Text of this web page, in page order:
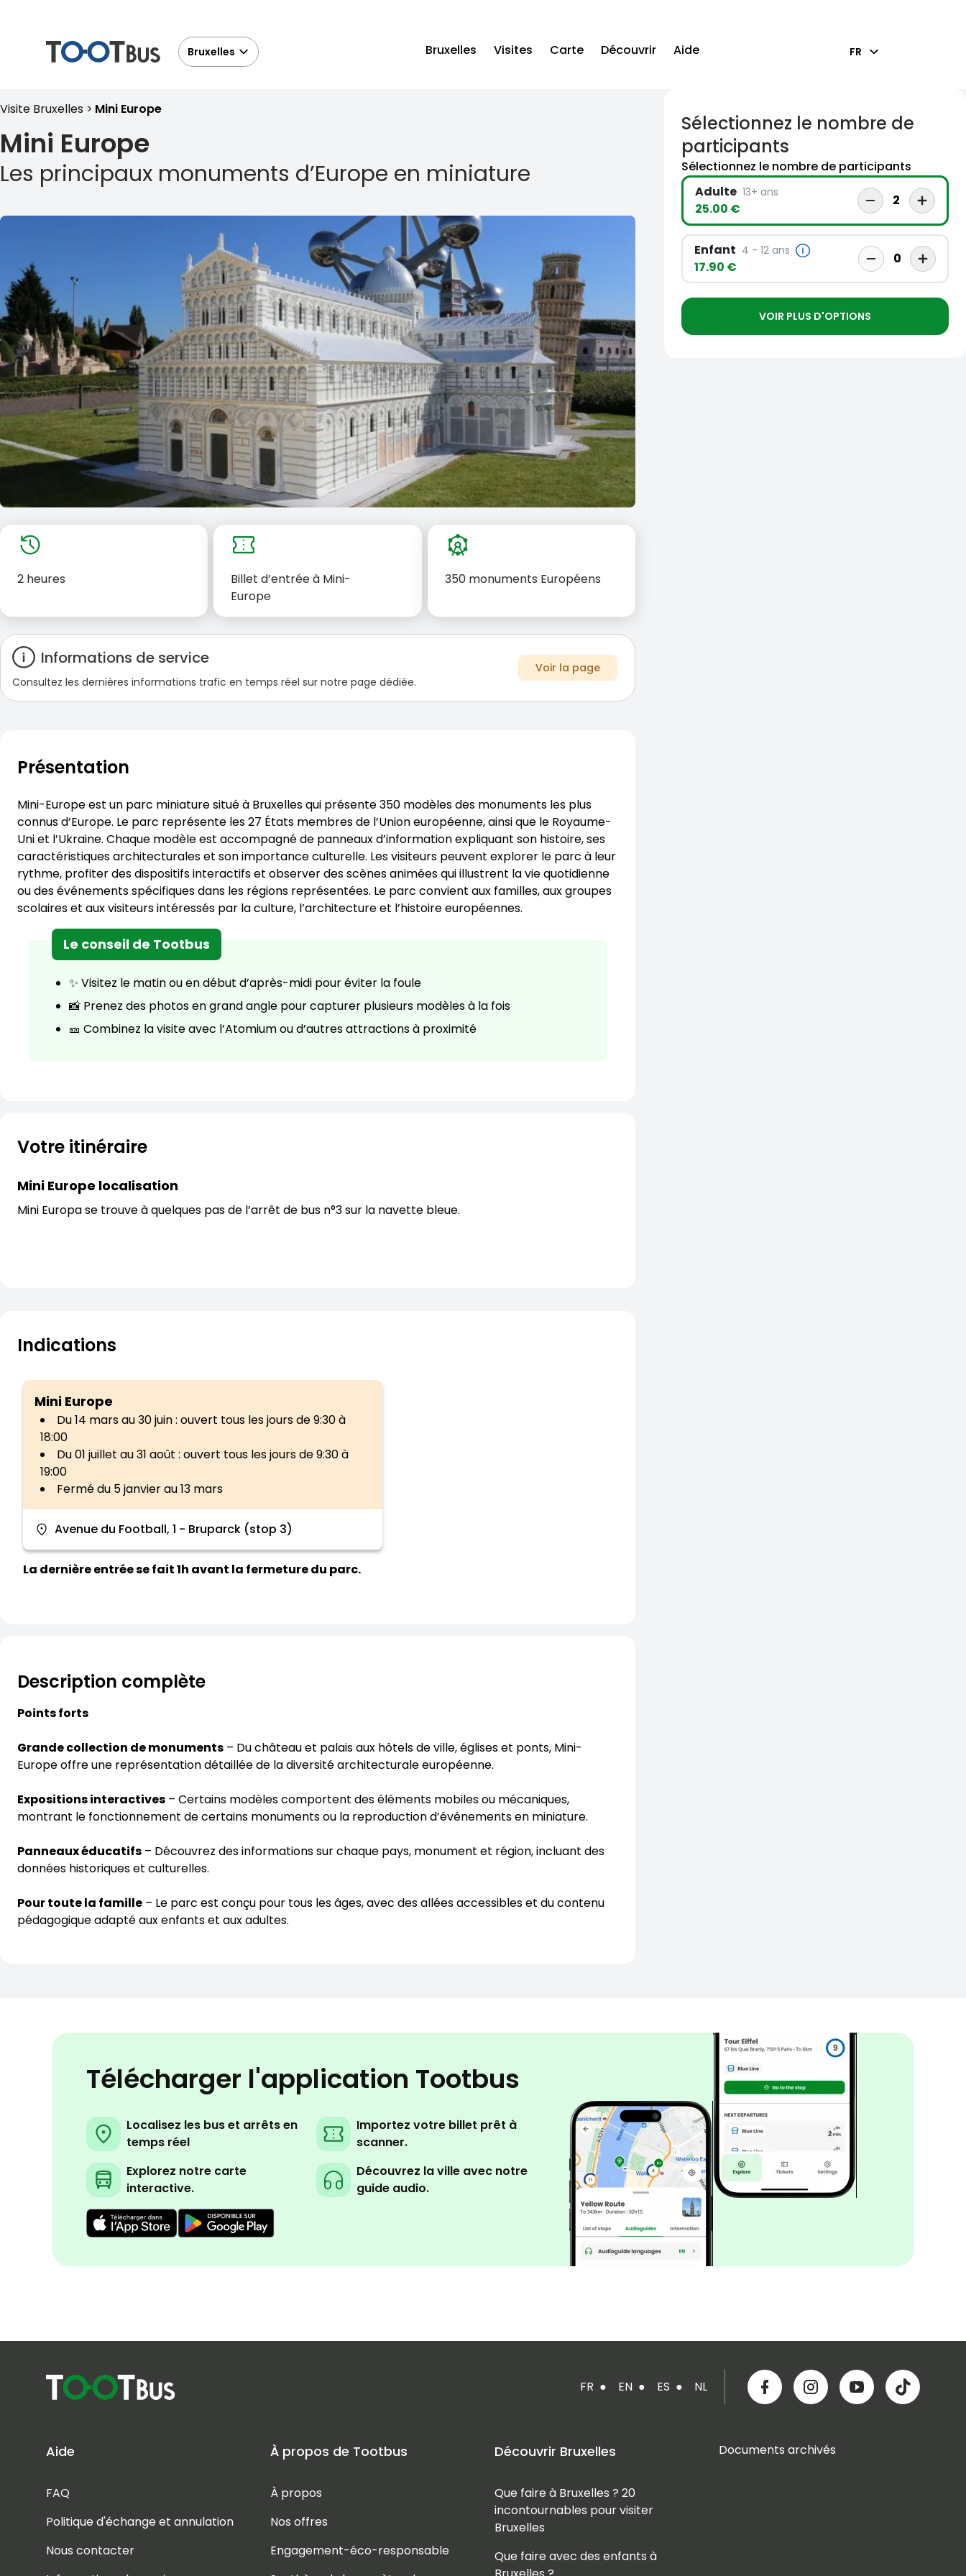
Bruxelles Bruxelles Visites Carte Découvrir Aide FR
Visite Bruxelles Mini Europe
Mini Europe
Les principaux monuments d’Europe en miniature
history
2 heures
confirmation_number
Billet d’entrée à Mini-
Europe
attractions
350 monuments Européens
Informations de service
Consultez les dernières informations trafic en temps réel sur notre page dédiée.
Voir la page
Présentation
Mini-Europe est un parc miniature situé à Bruxelles qui présente 350 modèles des monuments les plus
connus d’Europe. Le parc représente les 27 États membres de l’Union européenne, ainsi que le Royaume-
Uni et l’Ukraine. Chaque modèle est accompagné de panneaux d’information expliquant son histoire, ses
caractéristiques architecturales et son importance culturelle. Les visiteurs peuvent explorer le parc à leur
rythme, profiter des dispositifs interactifs et observer des scènes animées qui illustrent la vie quotidienne
ou des événements spécifiques dans les régions représentées. Le parc convient aux familles, aux groupes
scolaires et aux visiteurs intéressés par la culture, l’architecture et l’histoire européennes.
Le conseil de Tootbus
✨ Visitez le matin ou en début d’après-midi pour éviter la foule
📸 Prenez des photos en grand angle pour capturer plusieurs modèles à la fois
🎫 Combinez la visite avec l’Atomium ou d’autres attractions à proximité
Votre itinéraire
Mini Europe localisation
Mini Europa se trouve à quelques pas de l’arrêt de bus n°3 sur la navette bleue.
Indications
Mini Europe
Du 14 mars au 30 juin : ouvert tous les jours de 9:30 à
18:00
Du 01 juillet au 31 août : ouvert tous les jours de 9:30 à
19:00
Fermé du 5 janvier au 13 mars
location_on Avenue du Football, 1 - Bruparck (stop 3)
La dernière entrée se fait 1h avant la fermeture du parc.
Description complète
Points forts
Grande collection de monuments – Du château et palais aux hôtels de ville, églises et ponts, Mini-
Europe offre une représentation détaillée de la diversité architecturale européenne.
Expositions interactives – Certains modèles comportent des éléments mobiles ou mécaniques,
montrant le fonctionnement de certains monuments ou la reproduction d’événements en miniature.
Panneaux éducatifs – Découvrez des informations sur chaque pays, monument et région, incluant des
données historiques et culturelles.
Pour toute la famille – Le parc est conçu pour tous les âges, avec des allées accessibles et du contenu
pédagogique adapté aux enfants et aux adultes.
Sélectionnez le nombre de
participants
Sélectionnez le nombre de participants
Adulte 13+ ans
25.00 €
2
Enfant 4 - 12 ans
17.90 €
0
VOIR PLUS D'OPTIONS
Télécharger l'application Tootbus
Localisez les bus et arrêts en
temps réel
Importez votre billet prêt à
scanner.
Explorez notre carte
interactive.
Découvrez la ville avec notre
guide audio.
FR ● EN ● ES ● NL
Aide
FAQ
Politique d'échange et annulation
Nous contacter
À propos de Tootbus
À propos
Nos offres
Engagement-éco-responsable
Découvrir Bruxelles
Que faire à Bruxelles ? 20
incontournables pour visiter
Bruxelles
Que faire avec des enfants à
Documents archivés